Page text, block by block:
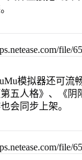
模拟器还可流
第五人格》、《
会同步上架。